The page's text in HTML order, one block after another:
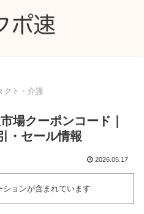
クト・介護
場クーポンコード｜
・セール情報
2026.05.17
ョンが含まれています